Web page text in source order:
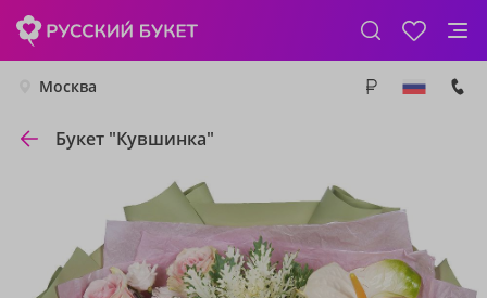
Москва
Букет "Кувшинка"